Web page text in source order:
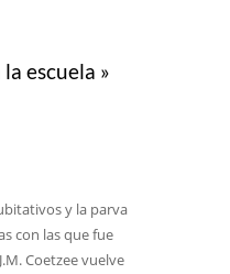
escuela »
y la parva
con las que fue
Coetzee vuelve